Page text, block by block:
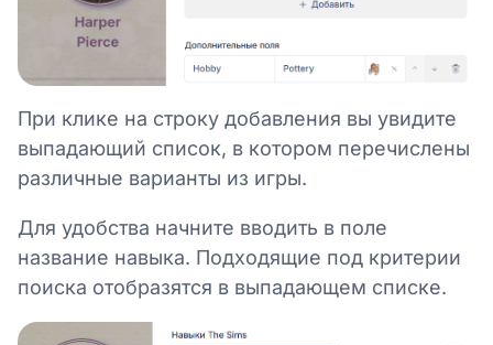
При клике на строку добавления вы увидите
выпадающий список, в котором перечислены
различные варианты из игры.
Для удобства начните вводить в поле
название навыка. Подходящие под критерии
поиска отобразятся в выпадающем списке.